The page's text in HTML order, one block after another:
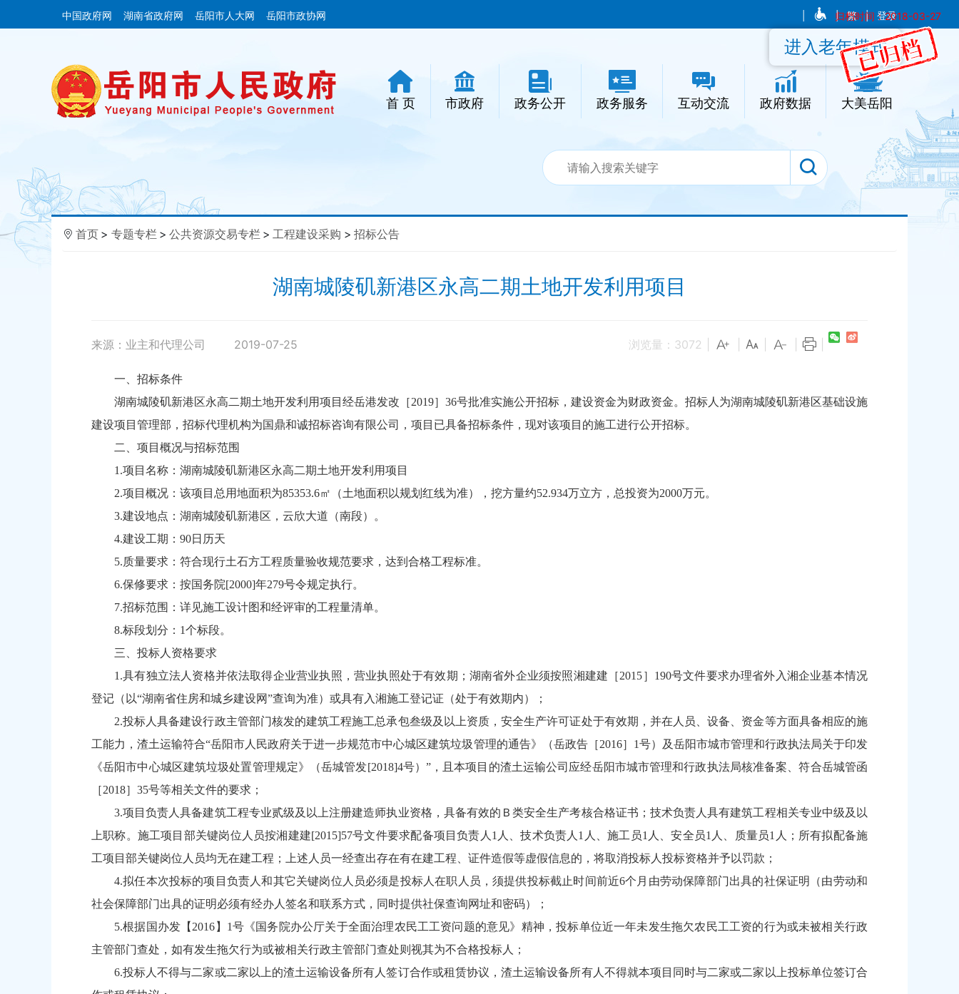
归档时间：2018-03-27
中国政府网 湖南省政府网 岳阳市人大网 岳阳市政协网 |繁| 登录
首 页 市政府 政务公开 政务服务 互动交流 政府数据 大美岳阳
进入老年模式
首页 > 专题专栏 > 公共资源交易专栏 > 工程建设采购 > 招标公告
湖南城陵矶新港区永高二期土地开发利用项目
来源：业主和代理公司 2019-07-25 浏览量： 3072
一、招标条件
湖南城陵矶新港区永高二期土地开发利用项目经岳港发改［2019］36号批准实施公开招标，建设资金为财政资金。招标人为湖南城陵矶新港区基础设施
建设项目管理部，招标代理机构为国鼎和诚招标咨询有限公司，项目已具备招标条件，现对该项目的施工进行公开招标。
二、项目概况与招标范围
1.项目名称：湖南城陵矶新港区永高二期土地开发利用项目
2.项目概况：该项目总用地面积为85353.6㎡（土地面积以规划红线为准），挖方量约52.934万立方，总投资为2000万元。
3.建设地点：湖南城陵矶新港区，云欣大道（南段）。
4.建设工期：90日历天
5.质量要求：符合现行土石方工程质量验收规范要求，达到合格工程标准。
6.保修要求：按国务院[2000]年279号令规定执行。
7.招标范围：详见施工设计图和经评审的工程量清单。
8.标段划分：1个标段。
三、投标人资格要求
1.具有独立法人资格并依法取得企业营业执照，营业执照处于有效期；湖南省外企业须按照湘建建［2015］190号文件要求办理省外入湘企业基本情况
登记（以“湖南省住房和城乡建设网”查询为准）或具有入湘施工登记证（处于有效期内）；
2.投标人具备建设行政主管部门核发的建筑工程施工总承包叁级及以上资质，安全生产许可证处于有效期，并在人员、设备、资金等方面具备相应的施
工能力，渣土运输符合“岳阳市人民政府关于进一步规范市中心城区建筑垃圾管理的通告》（岳政告［2016］1号）及岳阳市城市管理和行政执法局关于印发
《岳阳市中心城区建筑垃圾处置管理规定》（岳城管发[2018]4号）”，且本项目的渣土运输公司应经岳阳市城市管理和行政执法局核准备案、符合岳城管函
［2018］35号等相关文件的要求；
3.项目负责人具备建筑工程专业贰级及以上注册建造师执业资格，具备有效的Ｂ类安全生产考核合格证书；技术负责人具有建筑工程相关专业中级及以
上职称。施工项目部关键岗位人员按湘建建[2015]57号文件要求配备项目负责人1人、技术负责人1人、施工员1人、安全员1人、质量员1人；所有拟配备施
工项目部关键岗位人员均无在建工程；上述人员一经查出存在有在建工程、证件造假等虚假信息的，将取消投标人投标资格并予以罚款；
4.拟任本次投标的项目负责人和其它关键岗位人员必须是投标人在职人员，须提供投标截止时间前近6个月由劳动保障部门出具的社保证明（由劳动和
社会保障部门出具的证明必须有经办人签名和联系方式，同时提供社保查询网址和密码）；
5.根据国办发【2016】1号《国务院办公厅关于全面治理农民工工资问题的意见》精神，投标单位近一年未发生拖欠农民工工资的行为或未被相关行政
主管部门查处，如有发生拖欠行为或被相关行政主管部门查处则视其为不合格投标人；
6.投标人不得与二家或二家以上的渣土运输设备所有人签订合作或租赁协议，渣土运输设备所有人不得就本项目同时与二家或二家以上投标单位签订合